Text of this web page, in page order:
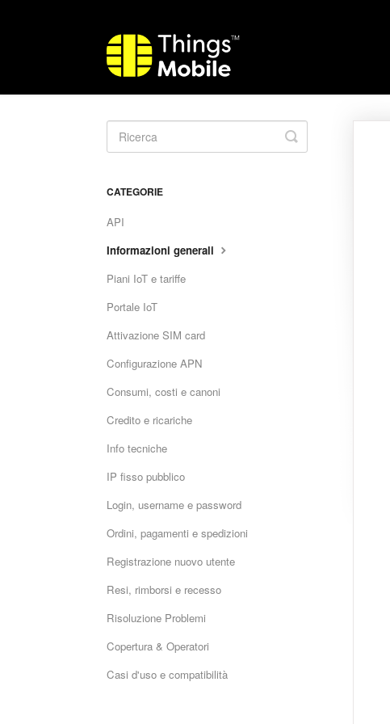
Toggle
Search
CATEGORIE
API
Informazioni generali
Piani IoT e tariffe
Portale IoT
Attivazione SIM card
Configurazione APN
Consumi, costi e canoni
Credito e ricariche
Info tecniche
IP fisso pubblico
Login, username e password
Ordini, pagamenti e spedizioni
Registrazione nuovo utente
Resi, rimborsi e recesso
Risoluzione Problemi
Copertura & Operatori
Casi d'uso e compatibilità